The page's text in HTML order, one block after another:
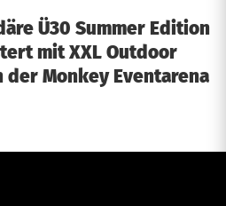
Ü30 Summer Edition
mit XXL Outdoor
der Monkey Eventarena